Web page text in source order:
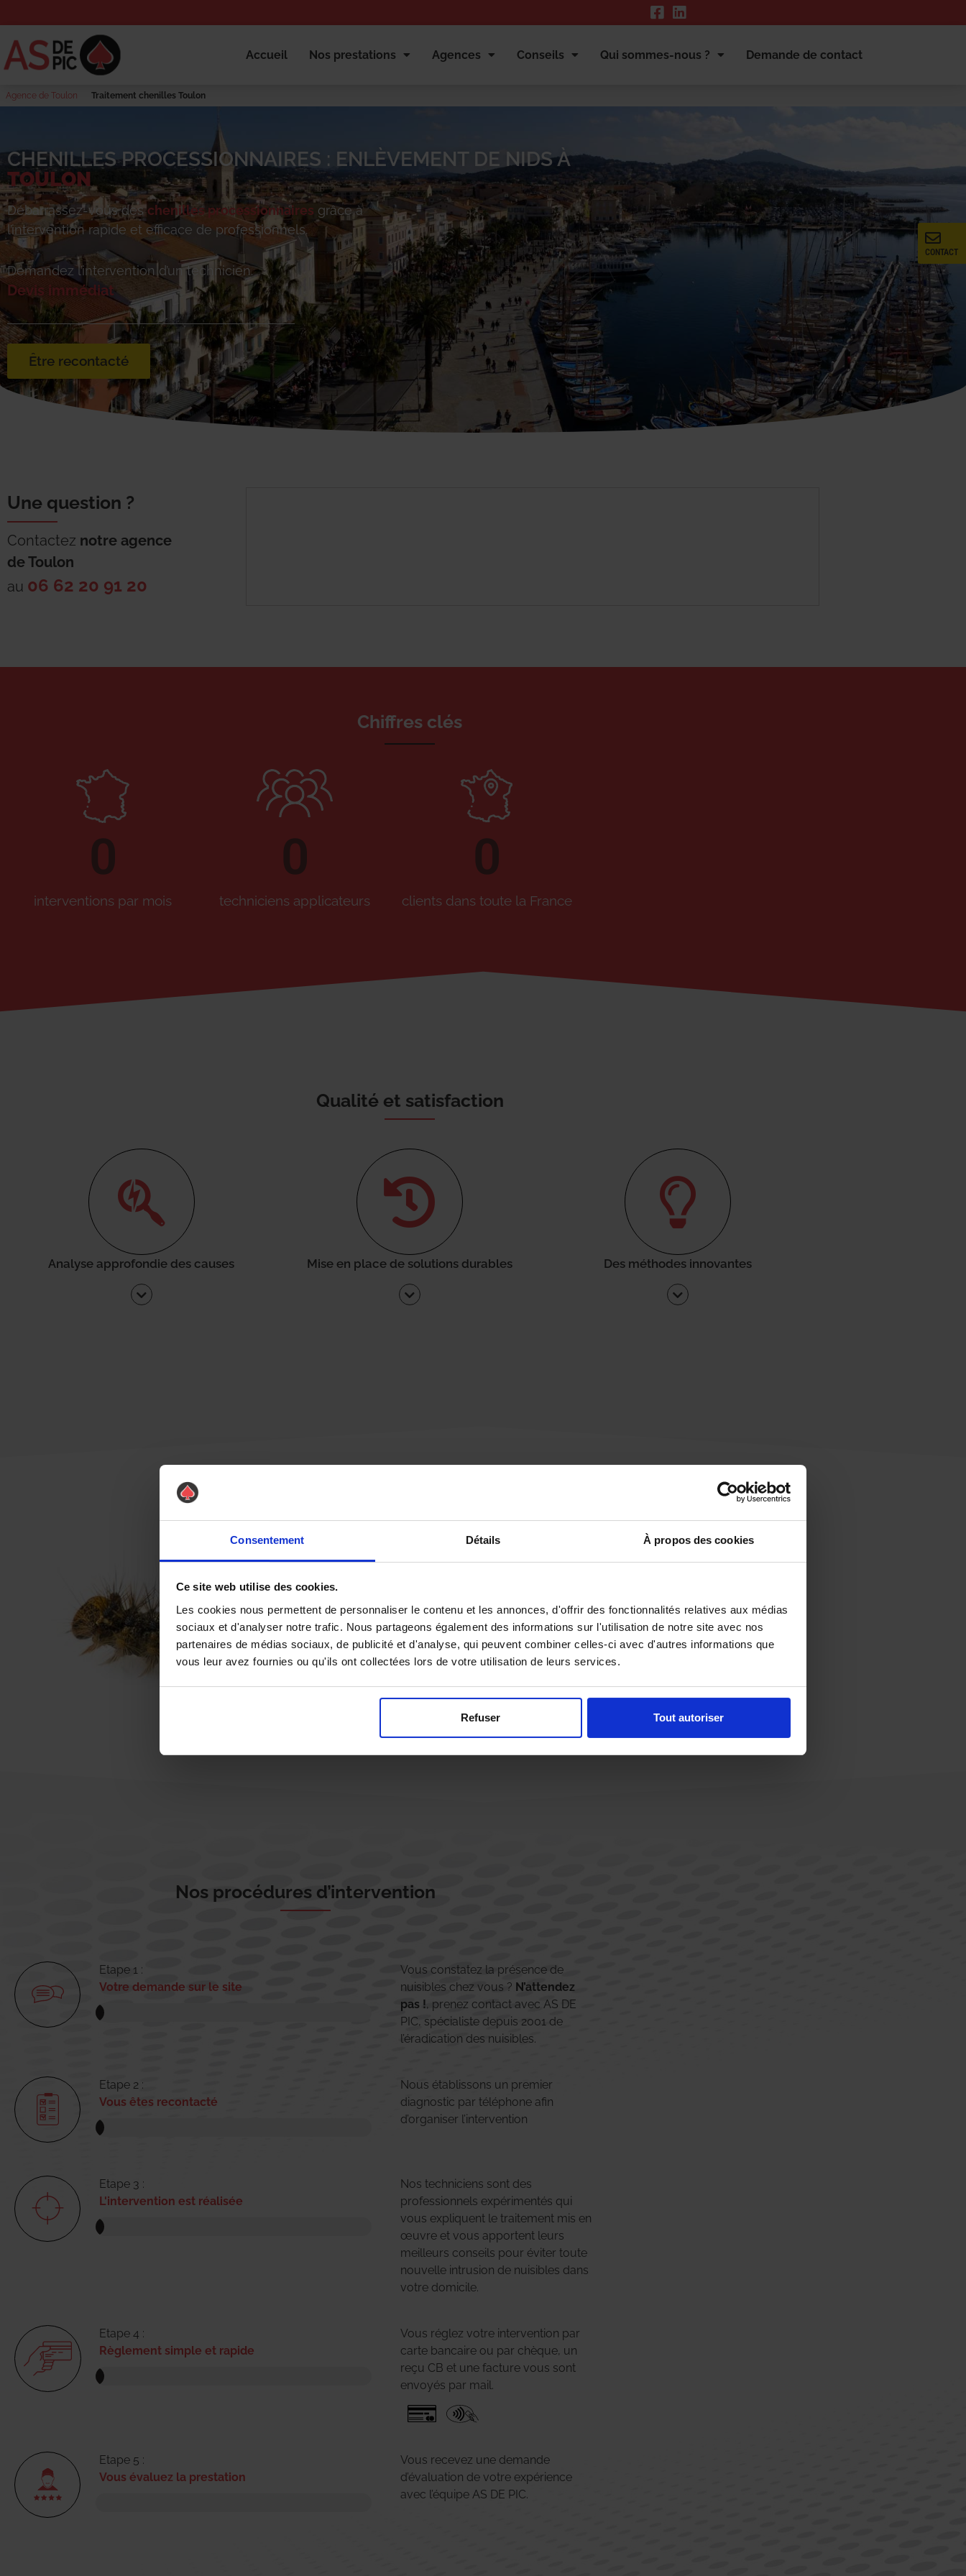
Consentement Détails À propos des cookies
Ce site web utilise des cookies.
Les cookies nous permettent de personnaliser le contenu et les annonces, d'offrir des fonctionnalités relatives aux médias
sociaux et d'analyser notre trafic. Nous partageons également des informations sur l'utilisation de notre site avec nos
partenaires de médias sociaux, de publicité et d'analyse, qui peuvent combiner celles-ci avec d'autres informations que
vous leur avez fournies ou qu'ils ont collectées lors de votre utilisation de leurs services.
Refuser Tout autoriser
Accueil Nos prestations Agences Conseils Qui sommes-nous ? Demande de contact
Agence de Toulon Traitement chenilles Toulon
CONTACT
CHENILLES PROCESSIONNAIRES : ENLÈVEMENT DE NIDS À
TOULON
Débarrassez-vous deschenilles processionnaires grâce à
l’intervention rapide et efficace de professionnels.
Demandez l’intervention d’un technicien.
Devis immédiat
Être recontacté
Une question ?
Contactez notre agence
deToulon
au 06 62 20 91 20
Chiffres clés
interventions par mois
0
techniciens applicateurs
0
clients dans toute la France
0
Qualité et satisfaction
Analyse approfondie des causes Mise en place de solutions durables Des méthodes innovantes
Une urgence ?
Vous souhaitez être
Nos procédures d’intervention
Etape 1 :
Votre demande sur le site
Vous constatez la présence de
nuisibles chez vous ? N’attendez
pas !, prenez contact avec AS DE
PIC, spécialiste depuis 2001 de
l’éradication des nuisibles.
Etape 2 :
Vous êtes recontacté
Nous établissons un premier
diagnostic par téléphone afin
d’organiser l’intervention
Etape 3 :
L'intervention est réalisée
Nos techniciens sont des
professionnels expérimentés qui
vous expliquent le traitement mis en
œuvre et vous apportent leurs
meilleurs conseils pour éviter toute
nouvelle intrusion de nuisibles dans
votre domicile.
Etape 4 :
Règlement simple et rapide
Vous réglez votre intervention par
carte bancaire ou par chèque, un
reçu CB et une facture vous sont
envoyés par mail.
Etape 5 :
Vous évaluez la prestation
Vous recevez une demande
d’évaluation de votre expérience
avec l’équipe AS DE PIC.